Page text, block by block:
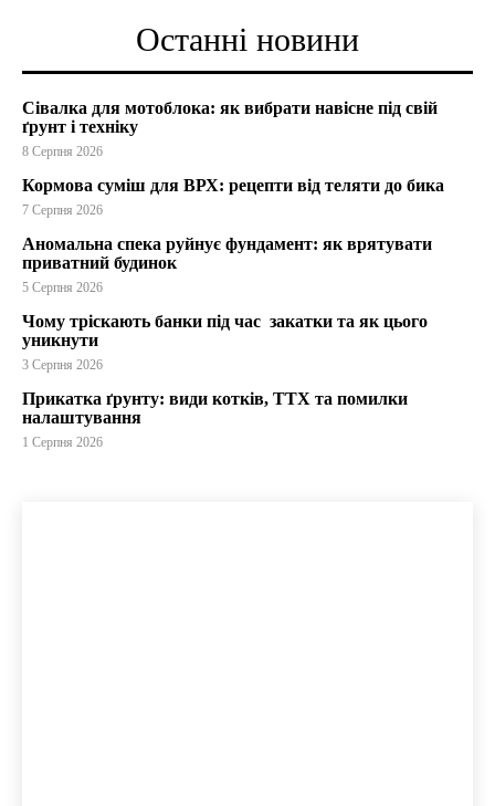
Останні новини
Сівалка для мотоблока: як вибрати навісне під свій
ґрунт і техніку
8 Серпня 2026
Кормова суміш для ВРХ: рецепти від теляти до бика
7 Серпня 2026
Аномальна спека руйнує фундамент: як врятувати
приватний будинок
5 Серпня 2026
Чому тріскають банки під час закатки та як цього
уникнути
3 Серпня 2026
Прикатка ґрунту: види котків, ТТХ та помилки
налаштування
1 Серпня 2026